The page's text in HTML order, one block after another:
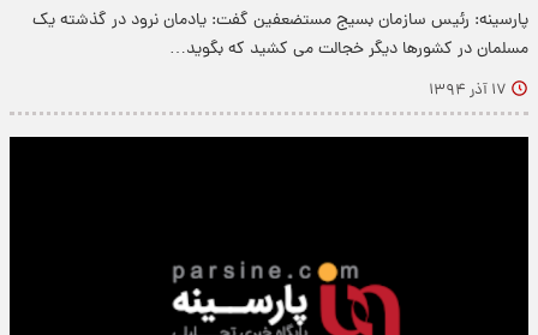
پارسینه: رئیس سازمان بسیج مستضعفین گفت: یادمان نرود در گذشته یک
مسلمان در کشورها دیگر خجالت می کشید که بگوید…
۱۷ آذر ۱۳۹۴